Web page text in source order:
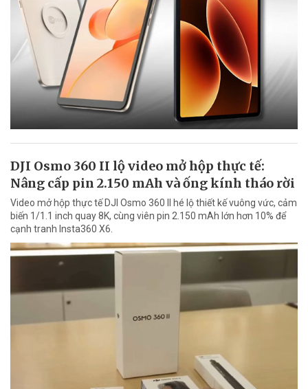
DJI Osmo 360 II lộ video mở hộp thực tế:
Nâng cấp pin 2.150 mAh và ống kính tháo rời
Video mở hộp thực tế DJI Osmo 360 II hé lộ thiết kế vuông vức, cảm
biến 1/1.1 inch quay 8K, cùng viên pin 2.150 mAh lớn hơn 10% để
cạnh tranh Insta360 X6.